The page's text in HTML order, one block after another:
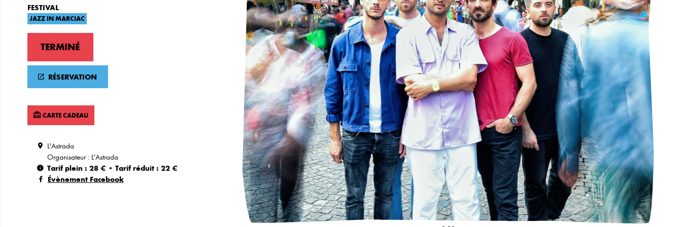
FESTIVAL
JAZZ IN MARCIAC
TERMINÉ
RÉSERVATION
CARTE CADEAU
L'Astrada
Organisateur : L'Astrada
Tarif plein : 28 € • Tarif réduit : 22 €
Évènement Facebook